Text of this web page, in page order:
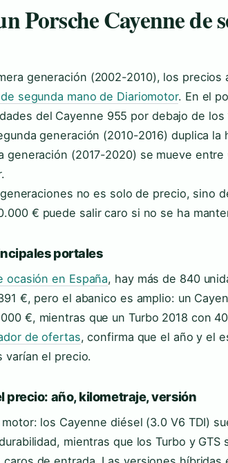
Porsche Cayenne de
generación (2002-2010), los precios
segunda mano de Diariomotor. En el
del Cayenne 955 por debajo de los
generación (2010-2016) duplica la
generación (2017-2020) se mueve
no es solo de precio, sino
€ puede salir caro si no se ha
portales
en España, hay más de 840
€, pero el abanico es amplio: un
€, mientras que un Turbo 2018 con
de ofertas, confirma que el año y el
varían el precio.
precio: año, kilometraje, versión
los Cayenne diésel (3.0 V6 TDI)
mientras que los Turbo y GTS